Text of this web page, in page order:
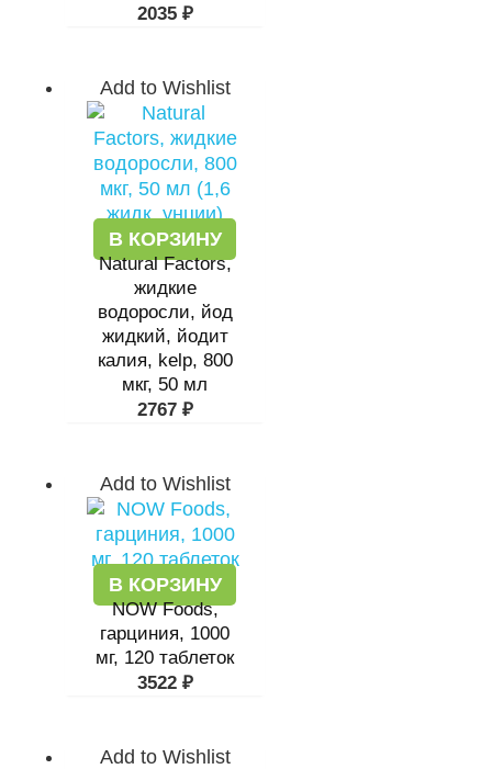
2035 ₽
Add to Wishlist
В КОРЗИНУ
Natural Factors,
жидкие
водоросли, йод
жидкий, йодит
калия, kelp, 800
мкг, 50 мл
2767 ₽
Add to Wishlist
В КОРЗИНУ
NOW Foods,
гарциния, 1000
мг, 120 таблеток
3522 ₽
Add to Wishlist